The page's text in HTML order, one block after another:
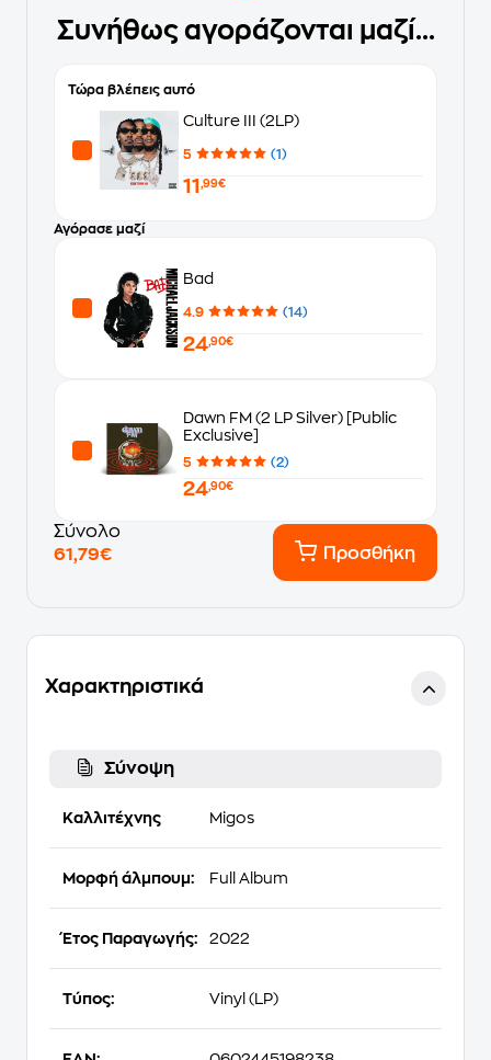
Συνήθως αγοράζονται μαζί...
Τώρα βλέπεις αυτό
Culture IΙΙ (2LP)
5 (1)
11 ,99€
Αγόρασε μαζί
Bad
4.9 (14)
24,90€
Dawn FM (2 LP Silver) [Public
Exclusive]
5 (2)
24,90€
Σύνολο
61,79€
Προσθήκη
Χαρακτηριστικά
Σύνοψη
Καλλιτέχνης Migos
Μορφή άλμπουμ: Full Album
Έτος Παραγωγής: 2022
Τύπος: Vinyl (LP)